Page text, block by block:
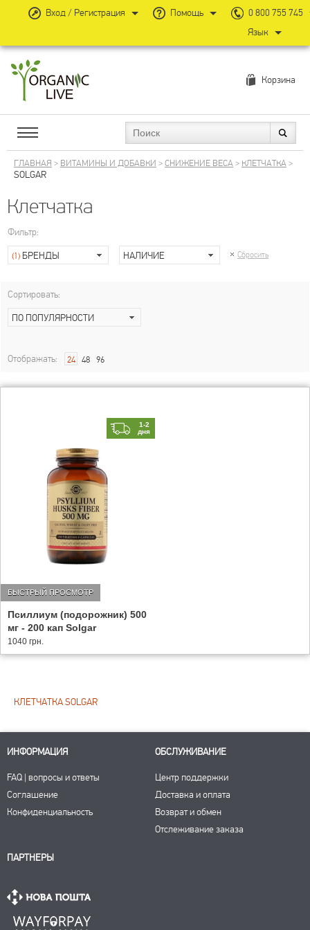
Корзина
ГЛАВНАЯ > ВИТАМИНЫ И ДОБАВКИ >СНИЖЕНИЕ ВЕСА> КЛЕТЧАТКА>
SOLGAR
Клетчатка
Фильтр:
(1) БРЕНДЫ НАЛИЧИЕ Сбросить
Сортировать:
ПО ПОПУЛЯРНОСТИ
Отображать: 24 48 96
1-2
дня
Псиллиум (подорожник) 500
мг - 200 кап Solgar
БЫСТРЫЙ ПРОСМОТР
1040 грн.
Вход / Регистрация Помощь
0 800 755 745
Язык
КЛЕТЧАТКА SOLGAR
ИНФОРМАЦИЯ
FAQ | вопросы и ответы
Соглашение
Конфиденциальность
ОБСЛУЖИВАНИЕ
Центр поддержки
Доставка и оплата
Возврат и обмен
Отслеживание заказа
ПАРТНЕРЫ